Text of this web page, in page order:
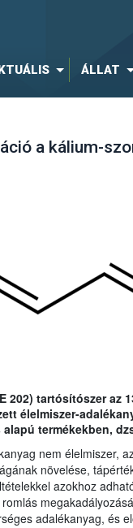
ÁLLAT
a kálium-
202) tartósítószer az
élelmiszer-
termékekben,
nem élelmiszer,
növelése,
azokhoz
adalékanyag, és